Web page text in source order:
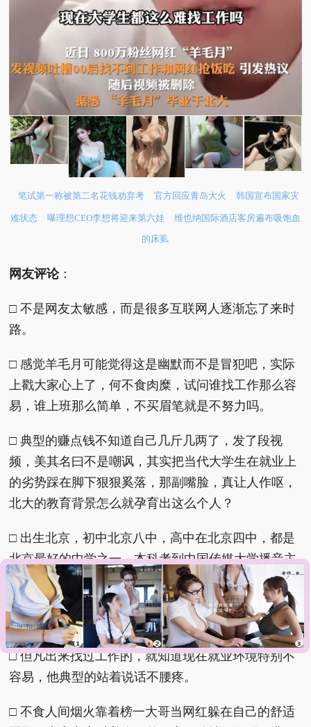
笔试第一称被第二名花钱劝弃考 官方回应青岛大火 韩国宣布国家灾
难状态 曝理想CEO李想将迎来第六娃
维也纳国际酒店客房遍布吸饱血
的床虱
网友评论：
□ 不是网友太敏感，而是很多互联网人逐渐忘了来时
路。
□ 感觉羊毛月可能觉得这是幽默而不是冒犯吧，实际
上戳大家心上了，何不食肉糜，试问谁找工作那么容
易，谁上班那么简单，不买眉笔就是不努力吗。
□ 典型的赚点钱不知道自己几斤几两了，发了段视
频，美其名曰不是嘲讽，其实把当代大学生在就业上
的劣势踩在脚下狠狠奚落，那副嘴脸，真让人作呕，
北大的教育背景怎么就孕育出这么个人？
□ 出生北京，初中北京八中，高中在北京四中，都是
北京最好的中学之一，本科考到中国传媒大学播音主
持艺术专业，之后被保研到北京大学，借此吃上自媒
体红利，一条广告报价几十w，可以说从没吃过就业
的苦。
□ 但凡出来找过工作的，就知道现在就业环境特别不
容易，他典型的站着说话不腰疼。
□ 不食人间烟火靠着榜一大哥当网红躲在自己的舒适